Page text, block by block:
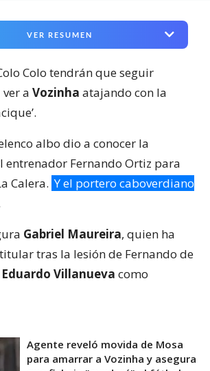
VER RESUMEN
Colo tendrán que seguir
a Vozinha atajando con la
albo dio a conocer la
entrenador Fernando Ortiz para
Calera. Y el portero caboverdiano
Gabriel Maureira, quien ha
tras la lesión de Fernando de
Eduardo Villanueva como
Agente reveló movida de Mosa
para amarrar a Vozinha y asegura